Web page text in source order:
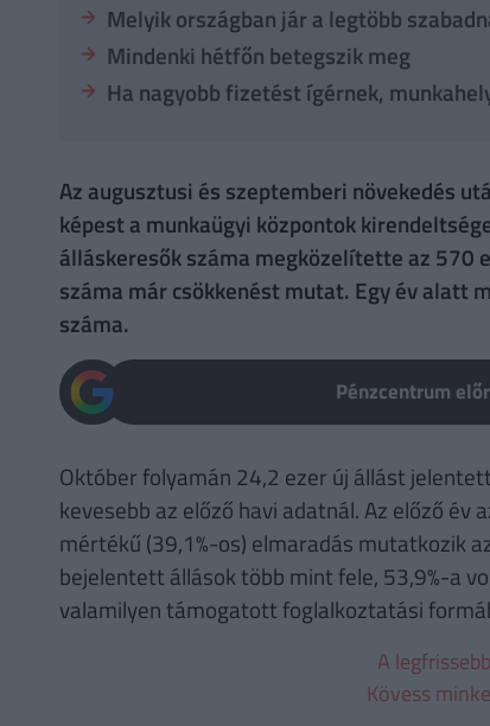
Melyik országban jár a legtöbb
Mindenki hétfőn betegszik meg
Ha nagyobb fizetést ígérnek,
Az augusztusi és szeptemberi növekedés
képest a munkaügyi központok
álláskeresők száma megközelítette az 570
száma már csökkenést mutat. Egy év alatt
száma.
Pénzcentrum
Október folyamán 24,2 ezer új állást
kevesebb az előző havi adatnál. Az előző
mértékű (39,1%-os) elmaradás mutatkozik
bejelentett állások több mint fele, 53,9%-a
valamilyen támogatott foglalkoztatási
A
Kövess